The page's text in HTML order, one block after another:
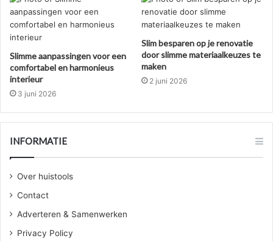
Slimme aanpassingen voor een
comfortabel en harmonieus
interieur
3 juni 2026
Slim besparen op je renovatie
door slimme materiaalkeuzes te
maken
2 juni 2026
INFORMATIE
Over huistools
Contact
Adverteren & Samenwerken
Privacy Policy